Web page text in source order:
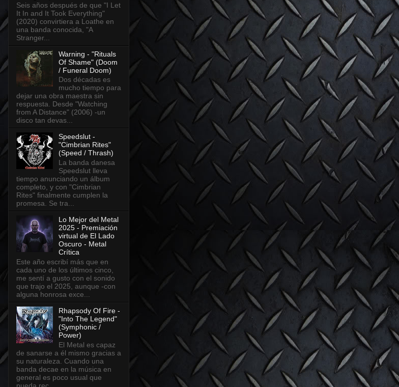
Seis años después de que "I Let
It In and It Took Everything"
(2020) convirtiera a Loathe en
una banda conocida, "A
Stranger...
Warning - "Rituals
Of Shame" (Doom
/ Funeral Doom)
Dos décadas es
mucho tiempo para
dejar una obra maestra sin
respuesta. Desde "Watching
from A Distance" (2006) -un
disco tan devas...
Speedslut -
"Cimbrian Rites"
(Speed / Thrash)
La banda danesa
Speedslut lleva
tiempo anunciando un álbum
completo, y con "Cimbrian
Rites" finalmente cumplen la
promesa. Se tra...
Lo Mejor del Metal
2025 - Premiación
virtual de El Lado
Oscuro - Metal
Crítica
Este año escribí más que en
cada uno de los últimos cinco,
me sentí a gusto con el sonido
que trajo el 2025, aunque -con
alguna honrosa exce...
Rhapsody Of Fire -
"Into The Legend"
(Symphonic /
Power)
El Metal es capaz
de sanarse a él mismo gracias a
su naturaleza. Cuando una
banda decae en la música en
general es poco usual que
pueda rec...